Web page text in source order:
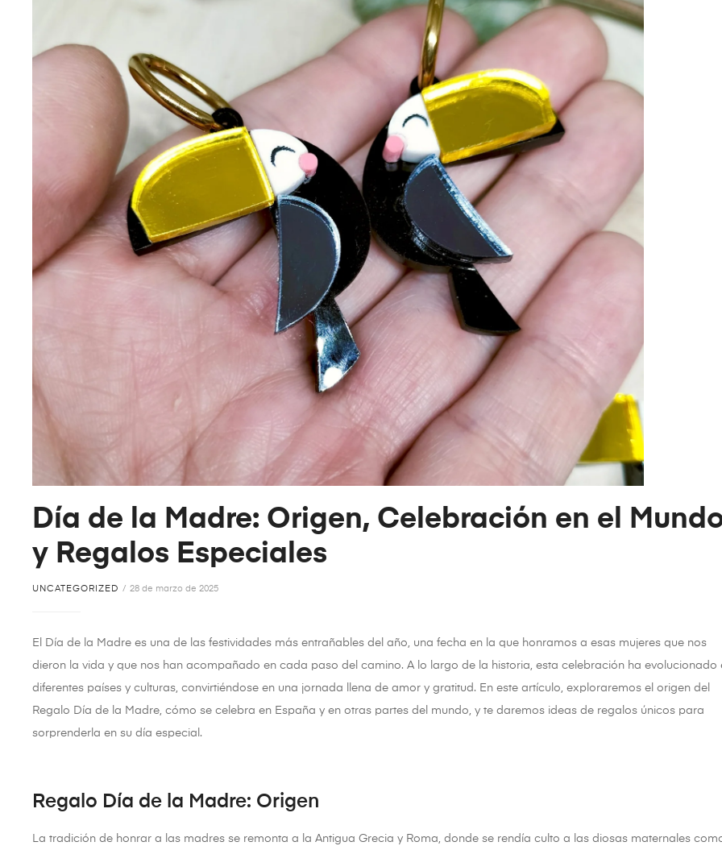
Día de la Madre: Origen, Celebración en el
y Regalos Especiales
UNCATEGORIZED 28 de marzo de 2025
El Día de la Madre es una de las festividades más entrañables del año, una fecha en la que honramos a esas mujeres que nos
dieron la vida y que nos han acompañado en cada paso del camino. A lo largo de la historia, esta celebración ha evolucionado
diferentes países y culturas, convirtiéndose en una jornada llena de amor y gratitud. En este artículo, exploraremos el origen del
Regalo Día de la Madre, cómo se celebra en España y en otras partes del mundo, y te daremos ideas de regalos únicos para
sorprenderla en su día especial.
Regalo Día de la Madre: Origen
La tradición de honrar a las madres se remonta a la Antigua Grecia y Roma, donde se rendía culto a las diosas maternales